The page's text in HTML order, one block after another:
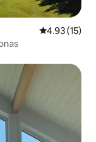
Calificación
4.93 (15)